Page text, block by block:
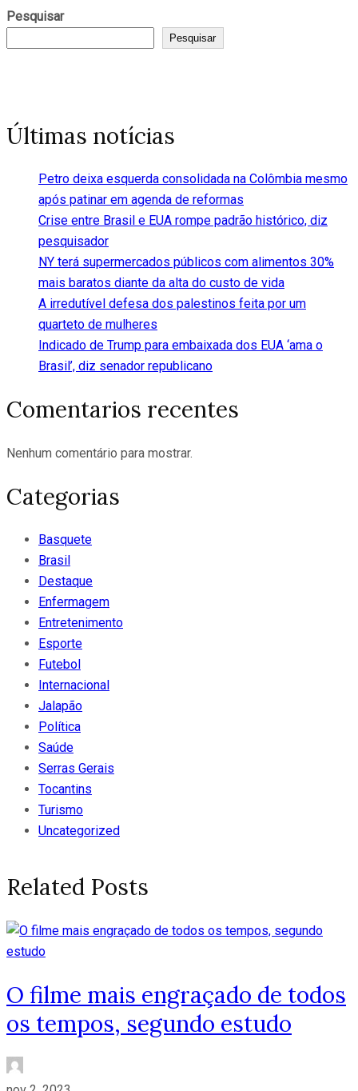
Pesquisar
Pesquisar
Últimas notícias
Petro deixa esquerda consolidada na Colômbia mesmo
após patinar em agenda de reformas
Crise entre Brasil e EUA rompe padrão histórico, diz
pesquisador
NY terá supermercados públicos com alimentos 30%
mais baratos diante da alta do custo de vida
A irredutível defesa dos palestinos feita por um
quarteto de mulheres
Indicado de Trump para embaixada dos EUA ‘ama o
Brasil’, diz senador republicano
Comentarios recentes
Nenhum comentário para mostrar.
Categorias
Basquete
Brasil
Destaque
Enfermagem
Entretenimento
Esporte
Futebol
Internacional
Jalapão
Política
Saúde
Serras Gerais
Tocantins
Turismo
Uncategorized
Related Posts
O filme mais engraçado de todos
os tempos, segundo estudo